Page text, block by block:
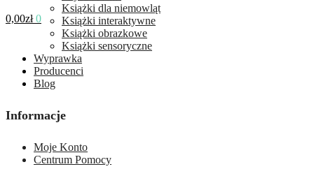
0,00zł 0
Książki dla niemowląt
Książki interaktywne
Książki obrazkowe
Książki sensoryczne
Wyprawka
Producenci
Blog
Informacje
Moje Konto
Centrum Pomocy